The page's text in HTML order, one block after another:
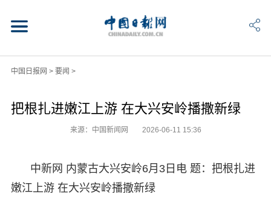
中国日报网 > 要闻 >
把根扎进嫩江上游 在大兴安岭播撒新绿
来源：中国新闻网 2026-06-11 15:36
中新网 内蒙古大兴安岭6月3日电 题：把根扎进
嫩江上游 在大兴安岭播撒新绿